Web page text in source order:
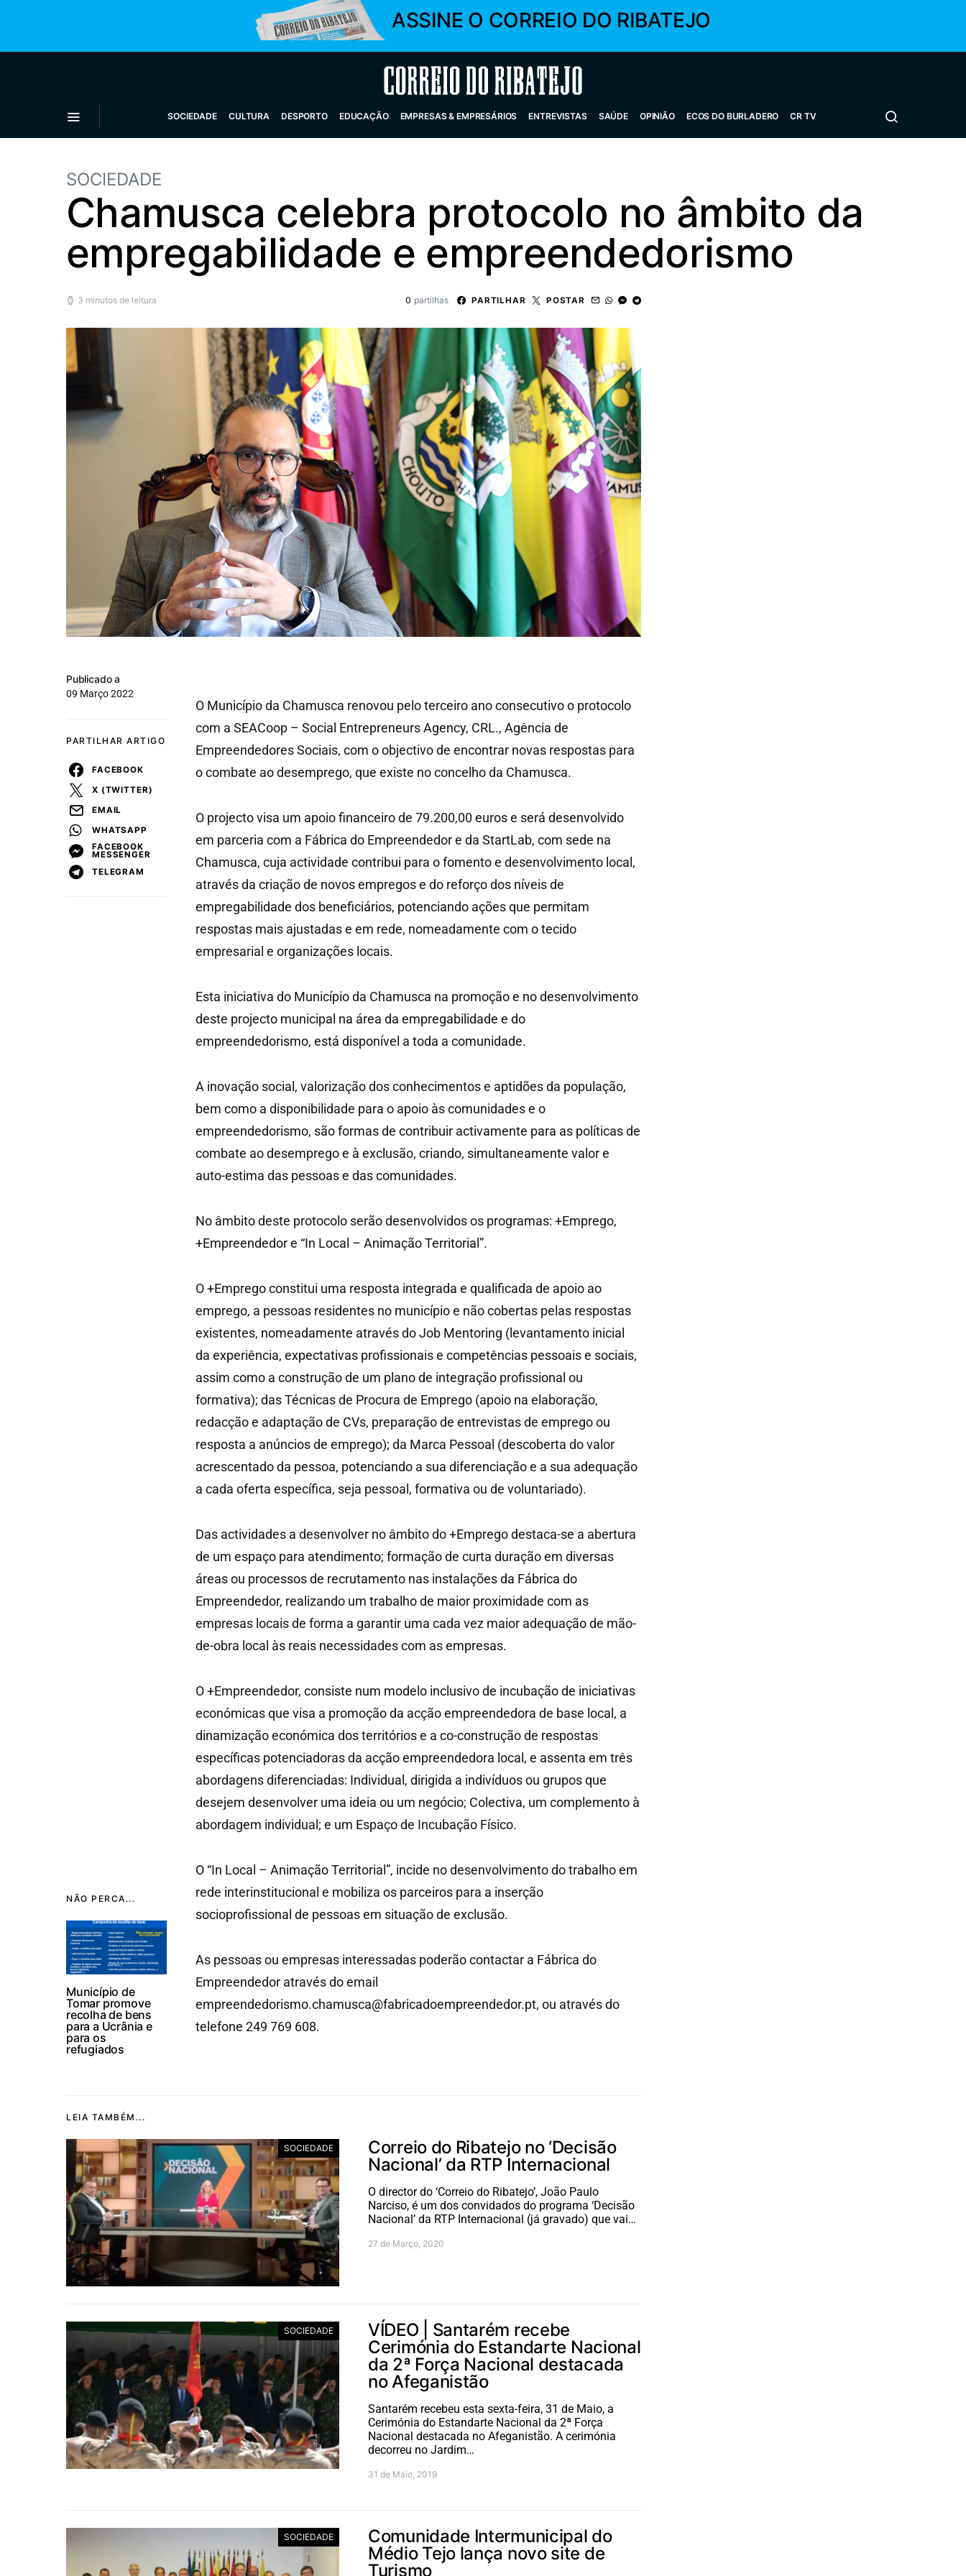
ASSINE O CORREIO DO RIBATEJO
Correio do Ribatejo
SOCIEDADE CULTURA DESPORTO EDUCAÇÃO EMPRESAS & EMPRESÁRIOS ENTREVISTAS SAÚDE OPINIÃO ECOS DO BURLADERO CR TV
SOCIEDADE
Chamusca celebra protocolo no âmbito da
empregabilidade e empreendedorismo
3 minutos de leitura 0 partilhas PARTILHAR POSTAR
NÃO PERCA...
Município de
Tomar promove
recolha de bens
para a Ucrânia e
para os
refugiados
Publicado a
09 Março 2022
PARTILHAR ARTIGO
FACEBOOK
X (TWITTER)
EMAIL
WHATSAPP
FACEBOOK
MESSENGER
TELEGRAM
O Município da Chamusca renovou pelo terceiro ano consecutivo o protocolo
com a SEACoop – Social Entrepreneurs Agency, CRL., Agência de
Empreendedores Sociais, com o objectivo de encontrar novas respostas para
o combate ao desemprego, que existe no concelho da Chamusca.
O projecto visa um apoio financeiro de 79.200,00 euros e será desenvolvido
em parceria com a Fábrica do Empreendedor e da StartLab, com sede na
Chamusca, cuja actividade contribui para o fomento e desenvolvimento local,
através da criação de novos empregos e do reforço dos níveis de
empregabilidade dos beneficiários, potenciando ações que permitam
respostas mais ajustadas e em rede, nomeadamente com o tecido
empresarial e organizações locais.
Esta iniciativa do Município da Chamusca na promoção e no desenvolvimento
deste projecto municipal na área da empregabilidade e do
empreendedorismo, está disponível a toda a comunidade.
A inovação social, valorização dos conhecimentos e aptidões da população,
bem como a disponibilidade para o apoio às comunidades e o
empreendedorismo, são formas de contribuir activamente para as políticas de
combate ao desemprego e à exclusão, criando, simultaneamente valor e
auto-estima das pessoas e das comunidades.
No âmbito deste protocolo serão desenvolvidos os programas: +Emprego,
+Empreendedor e “In Local – Animação Territorial”.
O +Emprego constitui uma resposta integrada e qualificada de apoio ao
emprego, a pessoas residentes no município e não cobertas pelas respostas
existentes, nomeadamente através do Job Mentoring (levantamento inicial
da experiência, expectativas profissionais e competências pessoais e sociais,
assim como a construção de um plano de integração profissional ou
formativa); das Técnicas de Procura de Emprego (apoio na elaboração,
redacção e adaptação de CVs, preparação de entrevistas de emprego ou
resposta a anúncios de emprego); da Marca Pessoal (descoberta do valor
acrescentado da pessoa, potenciando a sua diferenciação e a sua adequação
a cada oferta específica, seja pessoal, formativa ou de voluntariado).
Das actividades a desenvolver no âmbito do +Emprego destaca-se a abertura
de um espaço para atendimento; formação de curta duração em diversas
áreas ou processos de recrutamento nas instalações da Fábrica do
Empreendedor, realizando um trabalho de maior proximidade com as
empresas locais de forma a garantir uma cada vez maior adequação de mão-
de-obra local às reais necessidades com as empresas.
O +Empreendedor, consiste num modelo inclusivo de incubação de iniciativas
económicas que visa a promoção da acção empreendedora de base local, a
dinamização económica dos territórios e a co-construção de respostas
específicas potenciadoras da acção empreendedora local, e assenta em três
abordagens diferenciadas: Individual, dirigida a indivíduos ou grupos que
desejem desenvolver uma ideia ou um negócio; Colectiva, um complemento à
abordagem individual; e um Espaço de Incubação Físico.
O “In Local – Animação Territorial”, incide no desenvolvimento do trabalho em
rede interinstitucional e mobiliza os parceiros para a inserção
socioprofissional de pessoas em situação de exclusão.
As pessoas ou empresas interessadas poderão contactar a Fábrica do
Empreendedor através do email
empreendedorismo.chamusca@fabricadoempreendedor.pt, ou através do
telefone 249 769 608.
LEIA TAMBÉM...
SOCIEDADE
Correio do Ribatejo no ‘Decisão
Nacional’ da RTP Internacional
O director do ‘Correio do Ribatejo’, João Paulo
Narciso, é um dos convidados do programa ‘Decisão
Nacional’ da RTP Internacional (já gravado) que vai…
27 de Março, 2020
SOCIEDADE
VÍDEO | Santarém recebe
Cerimónia do Estandarte Nacional
da 2ª Força Nacional destacada
no Afeganistão
Santarém recebeu esta sexta-feira, 31 de Maio, a
Cerimónia do Estandarte Nacional da 2ª Força
Nacional destacada no Afeganistão. A cerimónia
decorreu no Jardim…
31 de Maio, 2019
SOCIEDADE
Comunidade Intermunicipal do
Médio Tejo lança novo site de
Turismo